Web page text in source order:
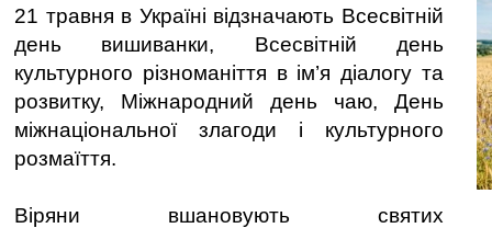
21 травня в Україні відзначають Всесвітній
день вишиванки, Всесвітній день
культурного різноманіття в ім’я діалогу та
розвитку, Міжнародний день чаю, День
міжнаціональної злагоди і культурного
розмаїття.
Віряни вшановують святих